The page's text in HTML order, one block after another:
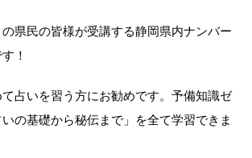
県民の皆様が受講する静岡県内ナンバー
！
占いを習う方にお勧めです。予備知識ゼ
の基礎から秘伝まで」を全て学習できま